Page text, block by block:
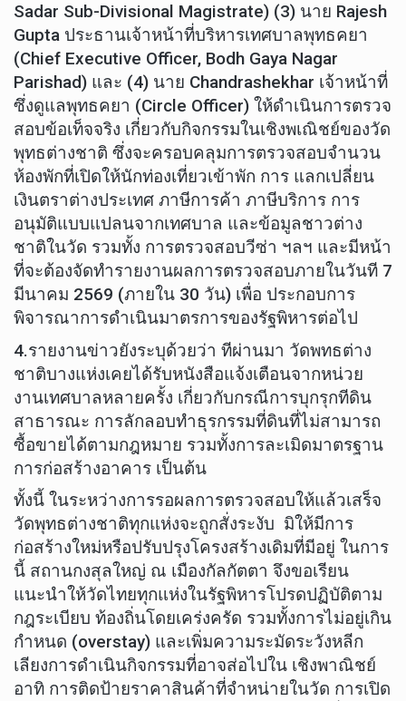
Sadar Sub-Divisional Magistrate) (3) นาย Rajesh
Gupta ประธานเจ้าหน้าที่บริหารเทศบาลพุทธคยา
(Chief Executive Officer, Bodh Gaya Nagar
Parishad) และ (4) นาย Chandrashekhar เจ้าหน้าที่
ซึ่งดูแลพุทธคยา (Circle Officer) ให้ดำเนินการตรวจ
สอบข้อเท็จจริง เกี่ยวกับกิจกรรมในเชิงพเณิชย์ของวัด
พุทธต่างชาติ ซึ่งจะครอบคลุมการตรวจสอบจำนวน
ห้องพักที่เปิดให้นักท่องเที่ยวเข้าพัก การ แลกเปลี่ยน
เงินตราต่างประเทศ ภาษีการค้า ภาษีบริการ การ
อนุมัติแบบแปลนจากเทศบาล และข้อมูลชาวต่าง
ชาติในวัด รวมทั้ง การตรวจสอบวีซ่า ฯลฯ และมีหน้า
ที่จะต้องจัดทำรายงานผลการตรวจสอบภายในวันที 7
มีนาคม 2569 (ภายใน 30 วัน) เพื่อ ประกอบการ
พิจารณาการดำเนินมาตรการของรัฐพิหารต่อไป
4.รายงานข่าวยังระบุด้วยว่า ทีผ่านมา วัดพทธต่าง
ชาติบางแห่งเคยได้รับหนังสือแจ้งเตือนจากหน่วย
งานเทศบาลหลายครั้ง เกี่ยวกับกรณีการบุกรุกทีดิน
สาธารณะ การลักลอบทำธุรกรรมที่ดินที่ไม่สามารถ
ซื้อขายได้ตามกฎหมาย รวมทั้งการละเมิดมาตรฐาน
การก่อสร้างอาคาร เป็นต้น
ทั้งนี้ ในระหว่างการรอผลการตรวจสอบให้แล้วเสร็จ
วัดพุทธต่างชาติทุกแห่งจะถูกสั่งระงับ มิให้มีการ
ก่อสร้างใหม่หรือปรับปรุงโครงสร้างเดิมที่มีอยู่ ในการ
นี้ สถานกงสุลใหญ่ ณ เมืองกัลกัตตา จึงขอเรียน
แนะนำให้วัดไทยทุกแห่งในรัฐพิหารโปรดปฏิบัติตาม
กฎระเบียบ ท้องถิ่นโดยเคร่งครัด รวมทั้งการไม่อยู่เกิน
กำหนด (overstay) และเพิ่มความระมัดระวังหลีก
เลียงการดำเนินกิจกรรมที่อาจส่อไปใน เชิงพาณิชย์
อาทิ การติดป้ายราคาสินค้าที่จำหน่ายในวัด การเปิด